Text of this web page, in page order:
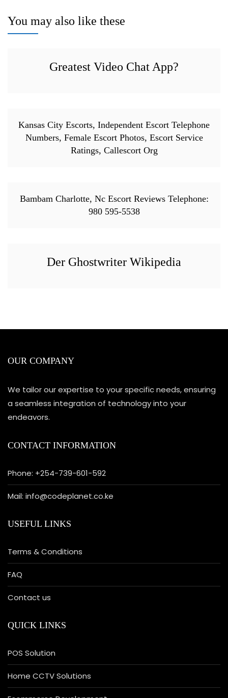
You may also like these
Greatest Video Chat App?
Kansas City Escorts, Independent Escort Telephone
Numbers, Female Escort Photos, Escort Service
Ratings, Callescort Org
Bambam Charlotte, Nc Escort Reviews Telephone:
980 595-5538
Der Ghostwriter Wikipedia
OUR COMPANY
We tailor our expertise to your specific needs, ensuring
a seamless integration of technology into your
endeavors.
CONTACT INFORMATION
Phone: +254-739-601-592
Mail: info@codeplanet.co.ke
USEFUL LINKS
Terms & Conditions
FAQ
Contact us
QUICK LINKS
POS Solution
Home CCTV Solutions